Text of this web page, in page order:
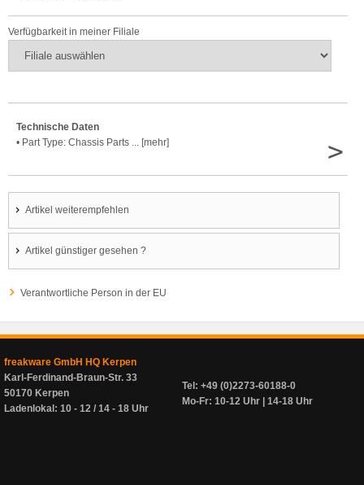
Verfügbarkeit in meiner Filiale
Technische Daten
• Part Type: Chassis Parts ... [mehr]
>
Artikel weiterempfehlen
Artikel günstiger gesehen ?
Verantwortliche Person in der EU
freakware GmbH HQ Kerpen
Karl-Ferdinand-Braun-Str. 33
50170 Kerpen
Ladenlokal: 10 - 12 / 14 - 18 Uhr
Tel: +49 (0)2273-60188-0
Mo-Fr: 10-12 Uhr | 14-18 Uhr